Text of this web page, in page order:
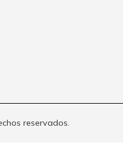
reservados.